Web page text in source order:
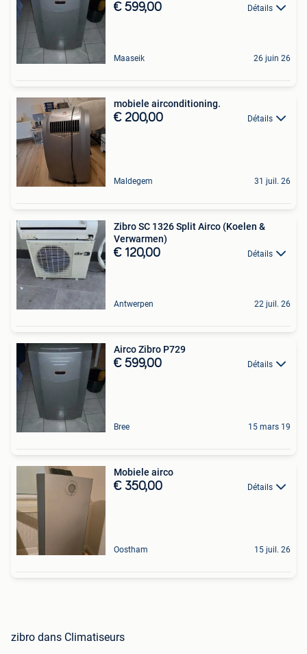
€ 599,00 Détails
Maaseik 26 juin 26
mobiele airconditioning.
€ 200,00 Détails
Maldegem 31 juil. 26
Zibro SC 1326 Split Airco (Koelen &
Verwarmen)
€ 120,00 Détails
Antwerpen 22 juil. 26
Airco Zibro P729
€ 599,00 Détails
Bree 15 mars 19
Mobiele airco
€ 350,00 Détails
Oostham 15 juil. 26
zibro dans Climatiseurs